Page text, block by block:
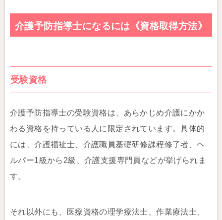
介護予防指導士になるには《資格取得方法》
受験資格
介護予防指導士の受験資格は、あらかじめ介護にかか
わる資格を持っている人に限定されています。具体的
には、介護福祉士、介護職員基礎研修課程修了者、ヘ
ルパー1級から2級、介護支援専門員などが挙げられま
す。
それ以外にも、医療資格の理学療法士、作業療法士、